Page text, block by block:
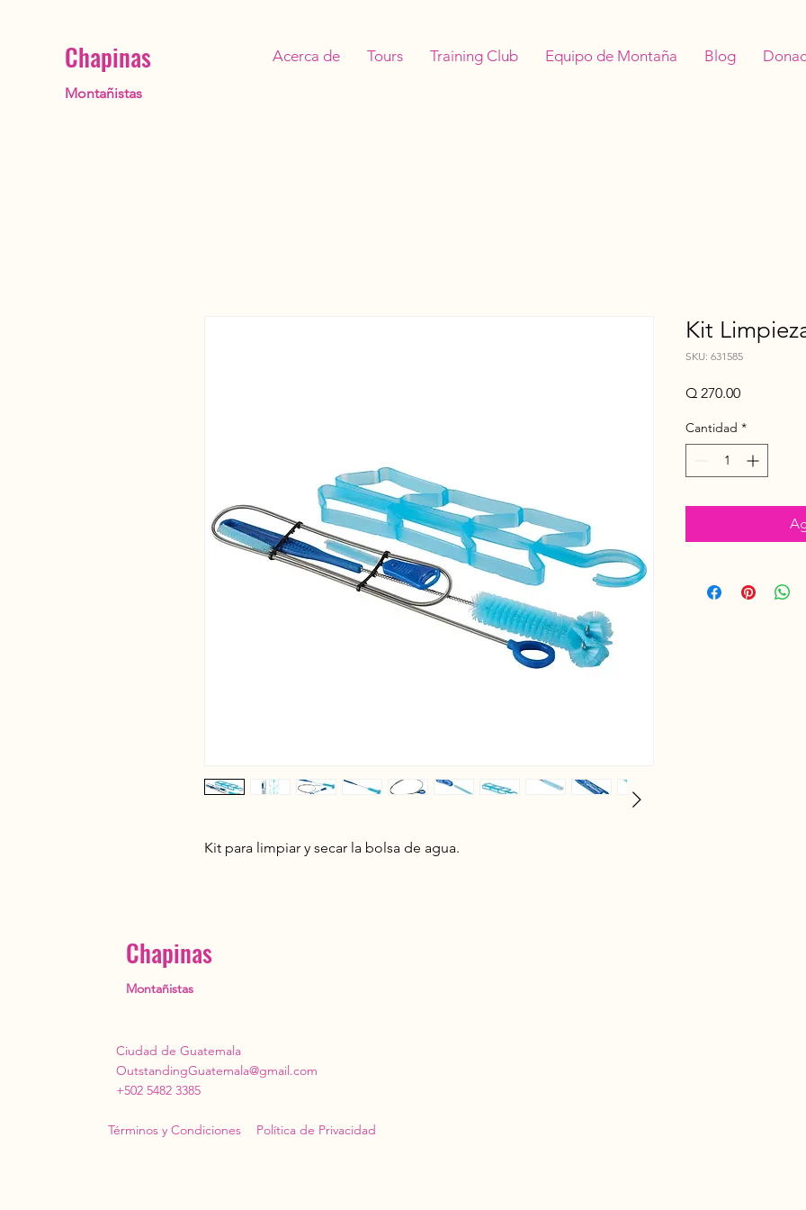
Chapinas
Montañistas
Acerca de Tours Training Club Equipo de Montaña Blog
Kit para limpiar y secar la bolsa de agua.
Kit
SKU: 631585
Q 270.00Precio
Cantidad *
Chapinas
Montañistas
Ciudad de Guatemala
OutstandingGuatemala@gmail.com
+502 5482 3385
Términos y Condiciones Política de Privacidad